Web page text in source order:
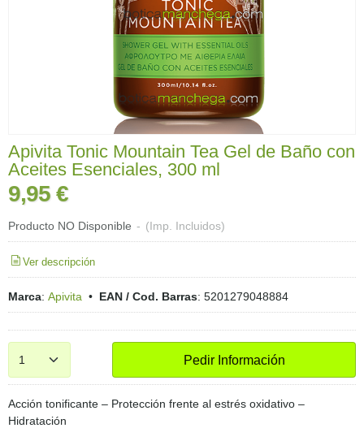
Apivita Tonic Mountain Tea Gel de Baño con
Aceites Esenciales, 300 ml
9,95 €
Producto NO Disponible - (Imp. Incluidos)
Ver descripción
Marca: Apivita • EAN / Cod. Barras: 5201279048884
Pedir Información
Acción tonificante – Protección frente al estrés oxidativo –
Hidratación